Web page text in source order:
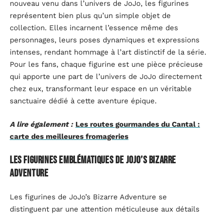
nouveau venu dans l’univers de JoJo, les figurines
représentent bien plus qu’un simple objet de
collection. Elles incarnent l’essence même des
personnages, leurs poses dynamiques et expressions
intenses, rendant hommage à l’art distinctif de la série.
Pour les fans, chaque figurine est une pièce précieuse
qui apporte une part de l’univers de JoJo directement
chez eux, transformant leur espace en un véritable
sanctuaire dédié à cette aventure épique.
A lire également : Les routes gourmandes du Cantal :
carte des meilleures fromageries
Les figurines emblématiques de JoJo’s Bizarre
Adventure
Les figurines de JoJo’s Bizarre Adventure se
distinguent par une attention méticuleuse aux détails